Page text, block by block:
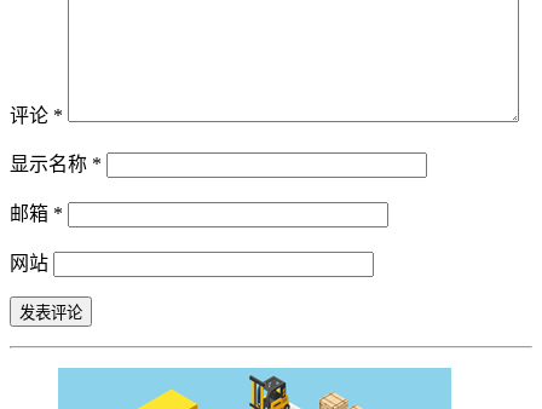
评论 *
显示名称 *
邮箱 *
网站